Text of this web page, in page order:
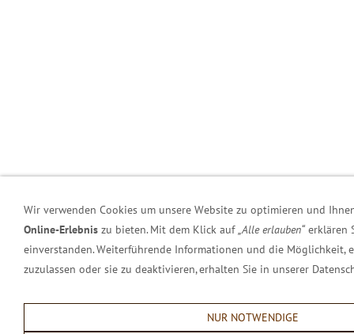
Wir verwenden Cookies um unsere Website zu optimieren und
Online-Erlebnis zu bieten. Mit dem Klick auf„Alle erlauben“erklären
einverstanden. Weiterführende Informationen und die Möglichkeit,
zuzulassen oder sie zu deaktivieren, erhalten Sie in unserer
NUR NOTWENDIGE